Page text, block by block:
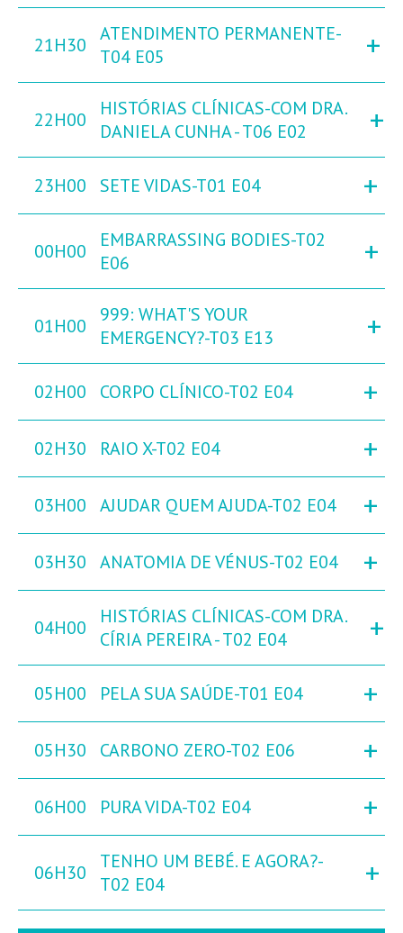
21H30
ATENDIMENTO PERMANENTE-
T04 E05
+
22H00
HISTÓRIAS CLÍNICAS-COM DRA.
DANIELA CUNHA - T06 E02
+
23H00 SETE VIDAS-T01 E04 +
00H00
EMBARRASSING BODIES-T02
E06
+
01H00
999: WHAT'S YOUR
EMERGENCY?-T03 E13
+
02H00 CORPO CLÍNICO-T02 E04 +
02H30 RAIO X-T02 E04 +
03H00 AJUDAR QUEM AJUDA-T02 E04 +
03H30 ANATOMIA DE VÉNUS-T02 E04 +
04H00
HISTÓRIAS CLÍNICAS-COM DRA.
CÍRIA PEREIRA - T02 E04
+
05H00 PELA SUA SAÚDE-T01 E04 +
05H30 CARBONO ZERO-T02 E06 +
06H00 PURA VIDA-T02 E04 +
06H30
TENHO UM BEBÉ. E AGORA?-
T02 E04
+